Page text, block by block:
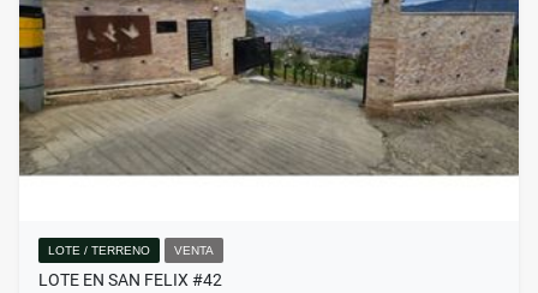
LOTE / TERRENO VENTA
LOTE EN SAN FELIX #42